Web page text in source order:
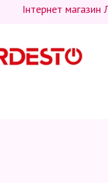
Інтернет